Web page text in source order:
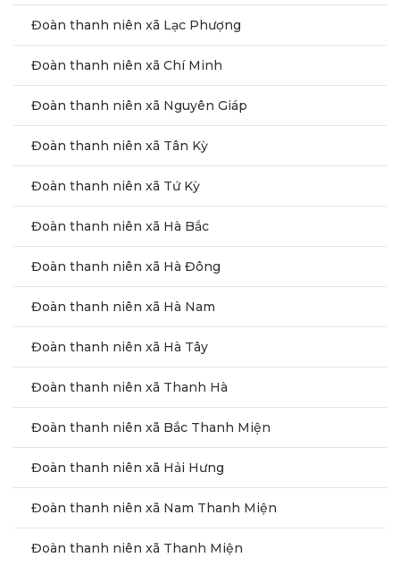
Đoàn thanh niên xã Lạc Phượng
Đoàn thanh niên xã Chí Minh
Đoàn thanh niên xã Nguyên Giáp
Đoàn thanh niên xã Tân Kỳ
Đoàn thanh niên xã Tứ Kỳ
Đoàn thanh niên xã Hà Bắc
Đoàn thanh niên xã Hà Đông
Đoàn thanh niên xã Hà Nam
Đoàn thanh niên xã Hà Tây
Đoàn thanh niên xã Thanh Hà
Đoàn thanh niên xã Bắc Thanh Miện
Đoàn thanh niên xã Hải Hưng
Đoàn thanh niên xã Nam Thanh Miện
Đoàn thanh niên xã Thanh Miện